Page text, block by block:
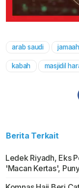
arab saudi
kabah masjidil
Berita Terkait
Ledek Riyadh, Eks
'Macan Kertas',